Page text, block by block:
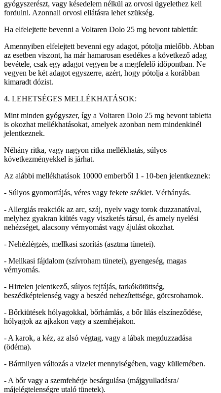
gyógyszerészt, vagy késedelem nélkül az orvosi ügyelethez kell
fordulni. Azonnali orvosi ellátásra lehet szükség.
Ha elfelejtette bevenni a Voltaren Dolo 25 mg bevont tablettát:
Amennyiben elfelejtett bevenni egy adagot, pótolja mielőbb. Abban
az esetben viszont, ha már hamarosan esedékes a következő adag
bevétele, csak egy adagot vegyen be a megfelelő időpontban. Ne
vegyen be két adagot egyszerre, azért, hogy pótolja a korábban
kimaradt dózist.
4. LEHETSÉGES MELLÉKHATÁSOK:
Mint minden gyógyszer, így a Voltaren Dolo 25 mg bevont tabletta
is okozhat mellékhatásokat, amelyek azonban nem mindenkinél
jelentkeznek.
Néhány ritka, vagy nagyon ritka mellékhatás, súlyos
következményekkel is járhat.
Az alábbi mellékhatások 10000 emberből 1 - 10-ben jelentkeznek:
- Súlyos gyomorfájás, véres vagy fekete széklet. Vérhányás.
- Allergiás reakciók az arc, száj, nyelv vagy torok duzzanatával,
melyhez gyakran kiütés vagy viszketés társul, és amely nyelési
nehézséget, alacsony vérnyomást vagy ájulást okozhat.
- Nehézlégzés, mellkasi szorítás (asztma tünetei).
- Mellkasi fájdalom (szívroham tünetei), gyengeség, magas
vérnyomás.
- Hirtelen jelentkező, súlyos fejfájás, tarkókötöttség,
beszédképtelenség vagy a beszéd nehezítettsége, görcsrohamok.
- Bőrkiütések hólyagokkal, bőrhámlás, a bőr lilás elszíneződése,
hólyagok az ajkakon vagy a szemhéjakon.
- A karok, a kéz, az alsó végtag, vagy a lábak megduzzadása
(ödéma).
- Bármilyen változás a vizelet mennyiségében, vagy küllemében.
- A bőr vagy a szemfehérje besárgulása (májgyulladásra/
májelégtelenségre utaló tünetek).